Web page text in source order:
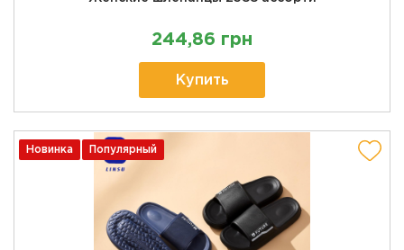
244,86 грн
Купить
Новинка Популярный